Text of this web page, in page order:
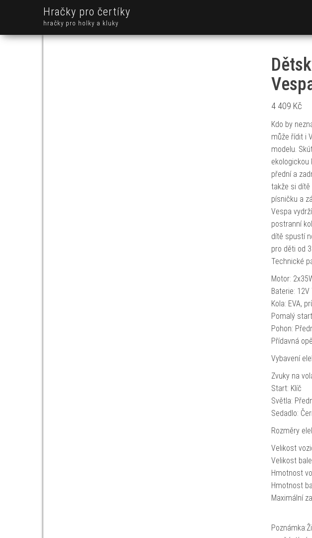
Hračky pro čertíky
hračky pro holky a kluky
4 409 Kč
Kdo by
může řídit i
modelu.
ekologickou
přední a
takže si dítě
písničku a
Vespa
postranní
dítě spustí
pro děti od
Technické
Motor:
Baterie: 12V
Kola: EVA,
Pomalý start
Pohon:
Přídavná
Vybavení
Zvuky na
Start: Klíč
Světla:
Sedadlo:
Rozměry
Velikost
Velikost
Hmotnost
Hmotnost
Maximální